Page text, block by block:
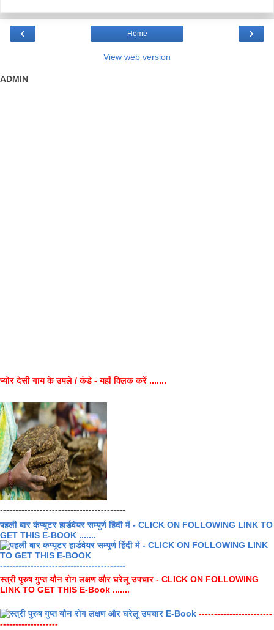
‹ ›
Home
View web version
ADMIN
प्योर देसी गाय के उपले / कंडे - यहाँ क्लिक करें .......
-----------------------------------------
पहली बार कंप्यूटर हार्डवेयर सम्पुर्ण हिंदी में - CLICK ON FOLLOWING LINK TO
GET THIS E-BOOK .......
-----------------------------------------
स्त्री पुरुष गुप्त यौन रोग लक्षण और घरेलू उपचार - CLICK ON FOLLOWING
LINK TO GET THIS E-Book .......
------------------------
-------------------